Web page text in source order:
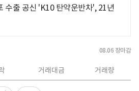
수출 공신 'K10 탄약운반차', 21년
08.06 장마감
거래대금 거래량